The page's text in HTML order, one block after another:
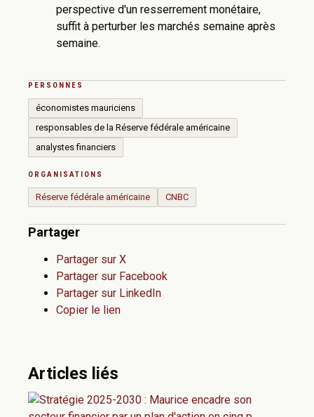
perspective d'un resserrement monétaire,
suffit à perturber les marchés semaine après
semaine.
PERSONNES
économistes mauriciens
responsables de la Réserve fédérale américaine
analystes financiers
ORGANISATIONS
Réserve fédérale américaine CNBC
Partager
Partager sur X
Partager sur Facebook
Partager sur LinkedIn
Copier le lien
Articles liés